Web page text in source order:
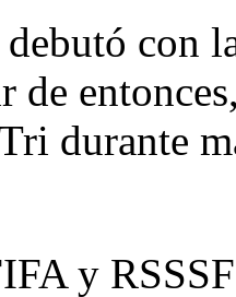
debutó con
de
durante
y